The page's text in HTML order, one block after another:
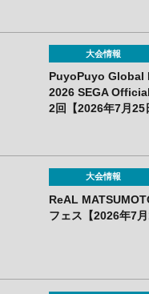
大会情報
PuyoPuyo Global
2026 SEGA
2回【2026年7月25
大会情報
ReAL
フェス【2026年7月